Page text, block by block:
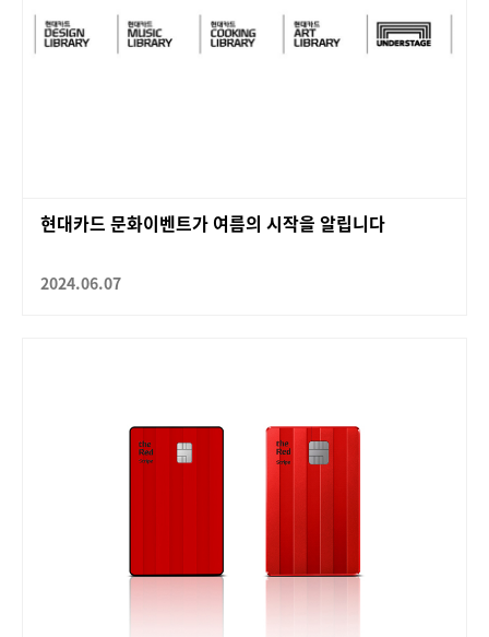
현대카드 문화이벤트가 여름의 시작을 알립니다
2024.06.07